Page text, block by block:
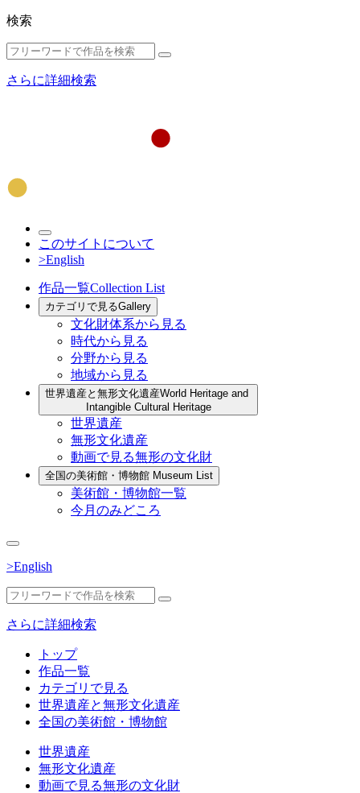
検索
さらに詳細検索
このサイトについて
>English
作品一覧Collection List
カテゴリで見るGallery
文化財体系から見る
時代から見る
分野から見る
地域から見る
世界遺産と無形文化遺産World Heritage and
Intangible Cultural Heritage
世界遺産
無形文化遺産
動画で見る無形の文化財
全国の美術館・博物館 Museum List
美術館・博物館一覧
今月のみどころ
>English
さらに詳細検索
トップ
作品一覧
カテゴリで見る
世界遺産と無形文化遺産
全国の美術館・博物館
世界遺産
無形文化遺産
動画で見る無形の文化財